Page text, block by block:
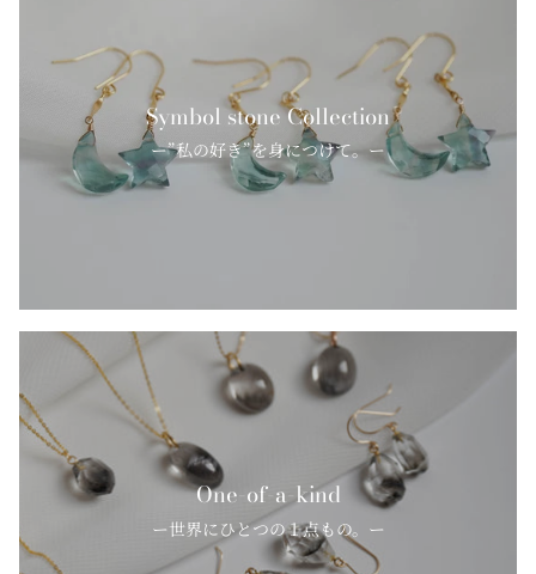
Symbol stone Collection
ー”私の好き”を身につけて。ー
One-of-a-kind
ー世界にひとつの１点もの。ー